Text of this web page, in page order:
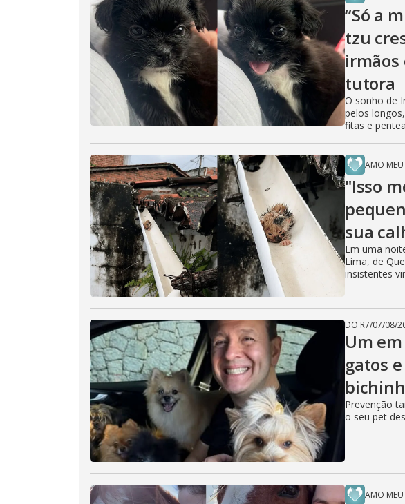
“Só a
tzu
tutora
O sonho de
pelos
fitas e
AMO MEU
"Isso
sua
Em uma
Lima, de
insistentes
DO R7/07/08/
Um
gatos
Prevenção
o seu pet
AMO MEU